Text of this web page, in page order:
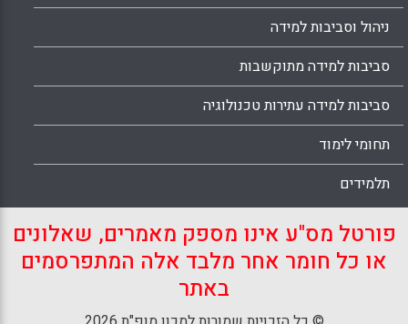
ניהול וסביבות למידה
סביבות למידה מתוקשבות
סביבות למידה עתירות טכנולוגיה
תחומי לימוד
תלמידים
פורטל מס"ע אינו מספק מאמרים, שאלונים
או כל חומר אחר מלבד אלה המתפרסמים
באתר